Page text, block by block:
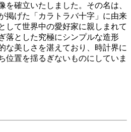
を確立いたしました。その名は、
掲げた「カラトラバ十字」に由来
して世界中の愛好家に親しまれて
落とした究極にシンプルな造形
な美しさを湛えており、時計界に
位置を揺るぎないものにしていま